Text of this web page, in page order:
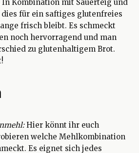
Kombination mit Sauerteig und
für ein saftiges glutenfreies
frisch bleibt. Es schmeckt
noch hervorragend und man
zu glutenhaltigem Brot.
Hier könnt ihr euch
welche Mehlkombination
Es eignet sich jedes